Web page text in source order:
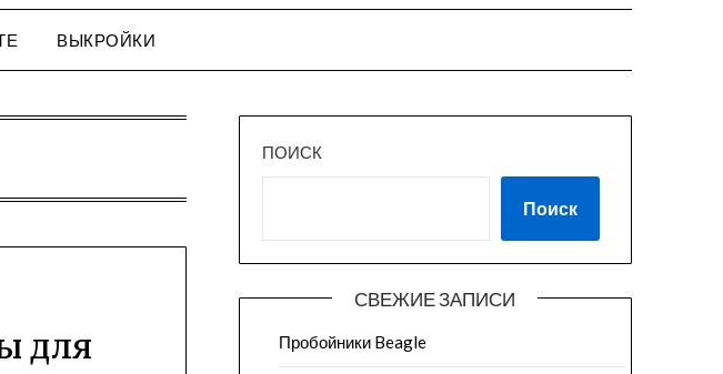
ВЫКРОЙКИ
для
ПОИСК
Поиск
СВЕЖИЕ ЗАПИСИ
Пробойники Beagle